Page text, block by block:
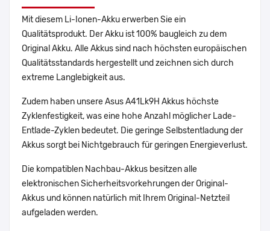
Mit diesem Li-Ionen-Akku erwerben Sie ein
Qualitätsprodukt. Der Akku ist 100% baugleich zu dem
Original Akku. Alle Akkus sind nach höchsten europäischen
Qualitätsstandards hergestellt und zeichnen sich durch
extreme Langlebigkeit aus.
Zudem haben unsere Asus A41Lk9H Akkus höchste
Zyklenfestigkeit, was eine hohe Anzahl möglicher Lade-
Entlade-Zyklen bedeutet. Die geringe Selbstentladung der
Akkus sorgt bei Nichtgebrauch für geringen Energieverlust.
Die kompatiblen Nachbau-Akkus besitzen alle
elektronischen Sicherheitsvorkehrungen der Original-
Akkus und können natürlich mit Ihrem Original-Netzteil
aufgeladen werden.